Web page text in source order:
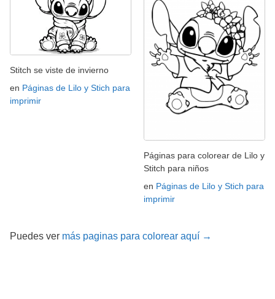
Stitch se viste de invierno
en Páginas de Lilo y Stich para
imprimir
Páginas para colorear de Lilo y
Stitch para niños
en Páginas de Lilo y Stich para
imprimir
Puedes ver más paginas para colorear aquí →